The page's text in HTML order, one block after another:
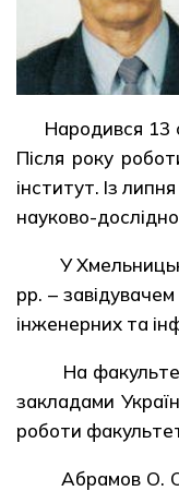
Народився 13
Після року
інститут. Із
науково-
У
рр. –
інженерних та
На
закладами
роботи
Абрамов О. О.